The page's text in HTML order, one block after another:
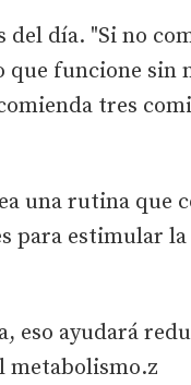
día. "Si no
funcione sin
tres
una rutina que
para estimular la
eso ayudará
metabolismo.z